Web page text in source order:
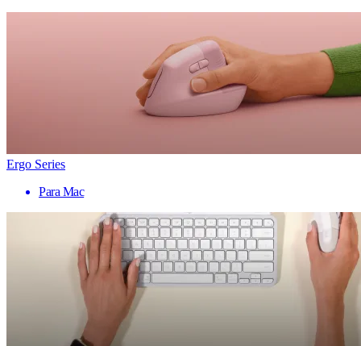
Ergo Series
Para Mac